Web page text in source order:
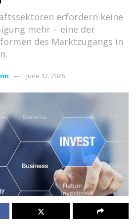
erfordern keine
mehr – eine der
des Marktzugangs in
June 12, 2026